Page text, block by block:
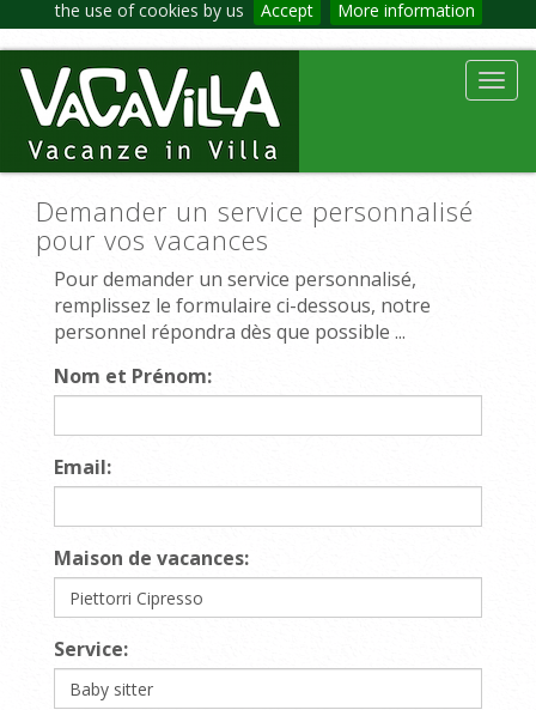
the use of cookies by us Accept More information
Demander un service personnalisé
pour vos vacances
Pour demander un service personnalisé,
remplissez le formulaire ci-dessous, notre
personnel répondra dès que possible ...
Nom et Prénom:
Email:
Maison de vacances:
Service: